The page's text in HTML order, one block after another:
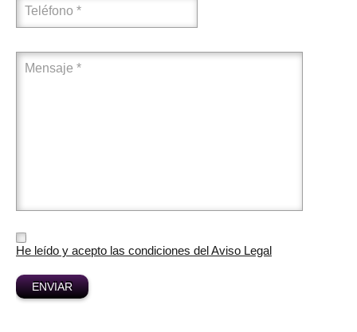
He leído y acepto las condiciones del Aviso Legal